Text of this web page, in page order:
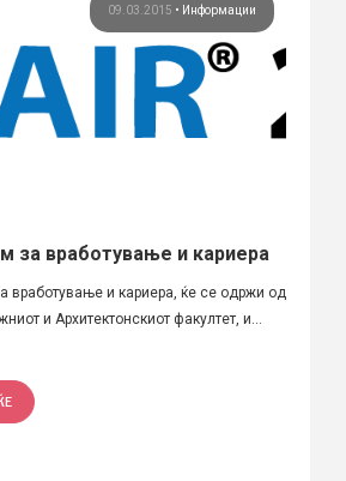
09.03.2015 • Информации
за вработување и кариера
вработување и кариера, ќе се одржи од
и Архитектонскиот факултет, и...